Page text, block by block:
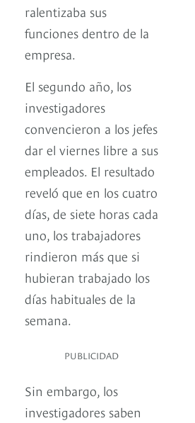
ralentizaba sus
funciones dentro de la
empresa.
El segundo año, los
investigadores
convencieron a los jefes
dar el viernes libre a sus
empleados. El resultado
reveló que en los cuatro
días, de siete horas cada
uno, los trabajadores
rindieron más que si
hubieran trabajado los
días habituales de la
semana.
PUBLICIDAD
Sin embargo, los
investigadores saben